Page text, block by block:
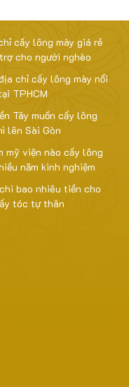
cấy lông mày giá rẻ
cho người nghèo
chỉ cấy lông mày nổi
TPHCM
Tây muốn cấy lông
lên Sài Gòn
mỹ viện nào cấy lông
năm kinh nghiệm
bao nhiêu tiền cho
tóc tự thân